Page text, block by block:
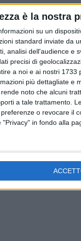
è la nostra
su un
standard inviate da
analisi dell'audience e
precisi di
a noi e ai nostri 1733
più dettagliate e
rende noto che alcuni
a tale trattamento.
o revocare il
in fondo alla
le strade della